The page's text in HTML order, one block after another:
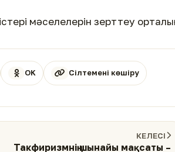
мәселелерін зерттеу
OK Сілтемені көшіру
КЕЛЕСІ
Такфиризмнің шынайы мақсаты –